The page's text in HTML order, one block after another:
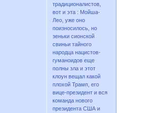
традиционалистов,
вот и эта : Мойша-
Лео, уже оно
поизносилось, но
зеньки сионской
свиньи тайного
народца нацистов-
гуманоидов еще
полны зла и этот
клоун вещал какой
плохой Трамп, его
вице-президент и вся
команда нового
президента США и